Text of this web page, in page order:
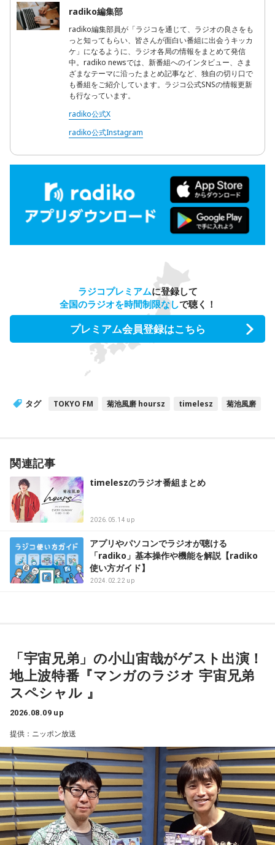
radiko編集部
radiko編集部員が「ラジコを通じて、ラジオの良さをも
っと知ってもらい、皆さんが面白い番組に出会うキッカ
ケ」になるように、ラジオ各局の情報をまとめて発信
中。radiko newsでは、新番組へのインタビュー、さま
ざまなテーマに沿ったまとめ記事など、独自の切り口で
も番組をご紹介しています。ラジコ公式SNSの情報更新
も行なっています。
radiko公式X
radiko公式Instagram
ラジコプレミアムに登録して
全国のラジオを時間制限なしで聴く！
プレミアム会員登録はこちら
タグ TOKYO FM 菊池風磨 hoursz timelesz 菊池風磨
関連記事
timeleszのラジオ番組まとめ
2026.05.14 up
アプリやパソコンでラジオが聴ける
「radiko」基本操作や機能を解説【radiko
使い方ガイド】
2024.02.22 up
「宇宙兄弟」の小山宙哉がゲスト出演！
地上波特番『マンガのラジオ 宇宙兄弟
スペシャル 』
2026.08.09 up
提供：ニッポン放送